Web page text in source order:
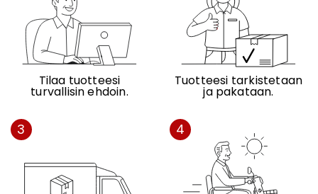
Tilaa tuotteesi
turvallisin ehdoin.
Tuotteesi tarkistetaan
ja pakataan.
3 4